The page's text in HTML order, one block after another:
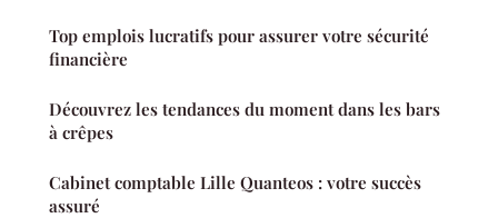
Top emplois lucratifs pour assurer votre sécurité
financière
Découvrez les tendances du moment dans les bars
à crêpes
Cabinet comptable Lille Quanteos : votre succès
assuré